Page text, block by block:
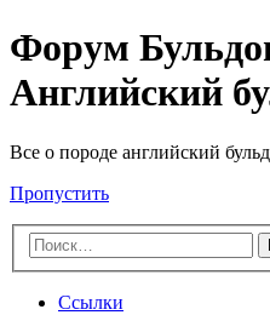
Форум
Английский
Все о породе английский
Пропустить
Ссылки